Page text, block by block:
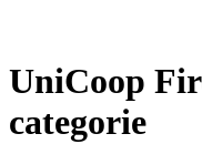
UniCoop
categorie